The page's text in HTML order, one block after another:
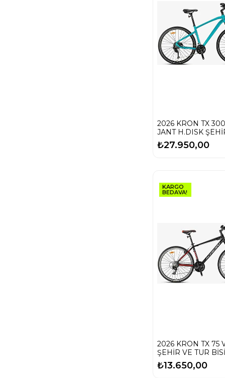
2026 KRON TX
JANT H.DISK
TUR BİSİKLETİ
₺27.950,00
KARGO
BEDAVA!
2026 KRON TX 75
ŞEHİR VE TUR
₺13.650,00